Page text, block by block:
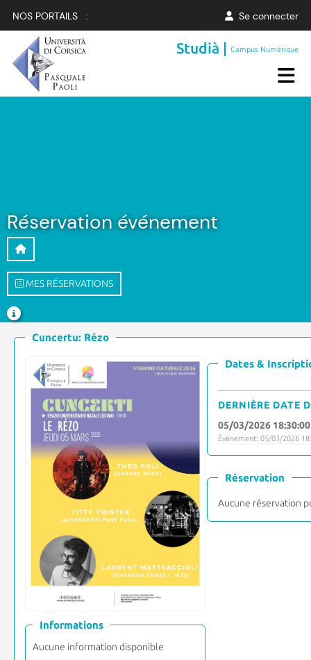
NOS PORTAILS : Se connecter
Studià |Campus Numérique
Réservation événement
MES RÉSERVATIONS
Cuncertu: Rézo
Informations
Aucune information disponible
Dates &
DERNIÈRE DATE
05/03/2026 18:30:00
Événement: 05/03/2026
Réservation
Aucune réservation